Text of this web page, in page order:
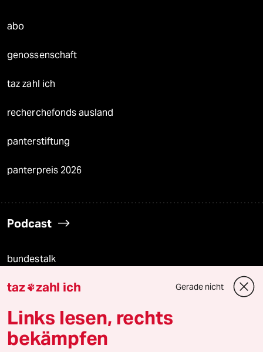
abo
genossenschaft
taz zahl ich
recherchefonds ausland
panterstiftung
panterpreis 2026
Podcast
bundestalk
fernverbindung
klima update°
Mauerecho
taz zahl ich Gerade nicht
Links lesen, rechts
bekämpfen